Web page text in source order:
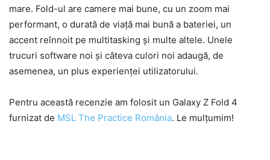
mare. Fold-ul are camere mai bune, cu un zoom mai
performant, o durată de viață mai bună a bateriei, un
accent reînnoit pe multitasking și multe altele. Unele
trucuri software noi și câteva culori noi adaugă, de
asemenea, un plus experienței utilizatorului.
Pentru această recenzie am folosit un Galaxy Z Fold 4
furnizat de MSL The Practice România. Le mulțumim!